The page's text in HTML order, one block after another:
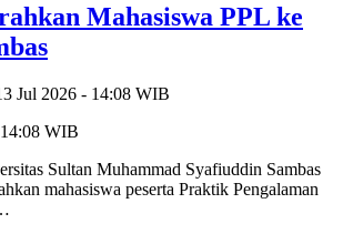
Mahasiswa PPL ke
Jul 2026 - 14:08 WIB
WIB
Sultan Muhammad Syafiuddin Sambas
mahasiswa peserta Praktik Pengalaman